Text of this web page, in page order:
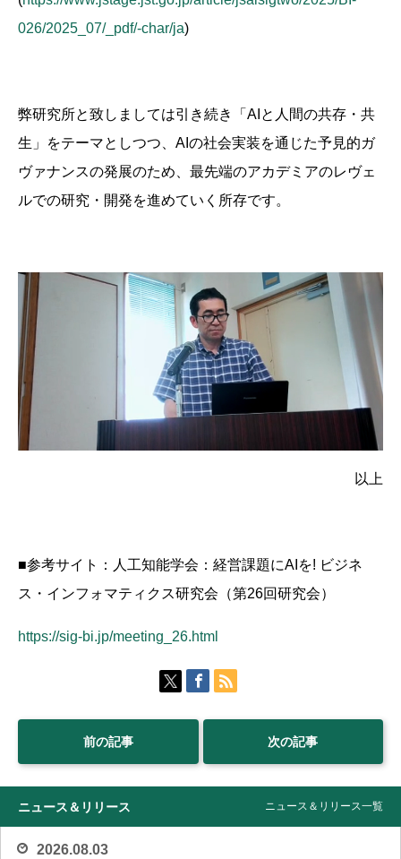
026/2025_07/_pdf/-char/ja)
弊研究所と致しましては引き続き「AIと人間の共存・共
生」をテーマとしつつ、AIの社会実装を通じた予見的ガ
ヴァナンスの発展のため、最先端のアカデミアのレヴェ
ルでの研究・開発を進めていく所存です。
以上
■参考サイト：人工知能学会：経営課題にAIを! ビジネ
ス・インフォマティクス研究会（第26回研究会）
https://sig-bi.jp/meeting_26.html
前の記事 次の記事
ニュース＆リリース ニュース＆リリース一覧
2026.08.03